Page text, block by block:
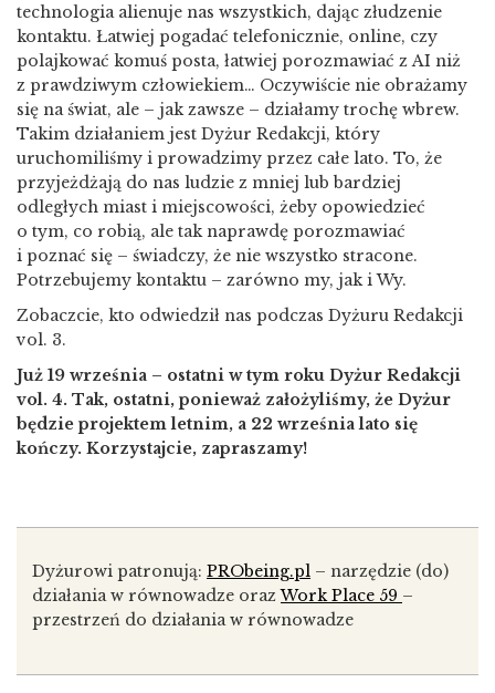
technologia alienuje nas wszystkich, dając złudzenie
kontaktu. Łatwiej pogadać telefonicznie, online, czy
polajkować komuś posta, łatwiej porozmawiać z AI niż
z prawdziwym człowiekiem… Oczywiście nie obrażamy
się na świat, ale – jak zawsze – działamy trochę wbrew.
Takim działaniem jest Dyżur Redakcji, który
uruchomiliśmy i prowadzimy przez całe lato. To, że
przyjeżdżają do nas ludzie z mniej lub bardziej
odległych miast i miejscowości, żeby opowiedzieć
o tym, co robią, ale tak naprawdę porozmawiać
i poznać się – świadczy, że nie wszystko stracone.
Potrzebujemy kontaktu – zarówno my, jak i Wy.
Zobaczcie, kto odwiedził nas podczas Dyżuru Redakcji
vol. 3.
Już 19 września – ostatni w tym roku Dyżur Redakcji
vol. 4. Tak, ostatni, ponieważ założyliśmy, że Dyżur
będzie projektem letnim, a 22 września lato się
kończy. Korzystajcie, zapraszamy!
Dyżurowi patronują: PRObeing.pl – narzędzie (do)
działania w równowadze orazWork Place 59 –
przestrzeń do działania w równowadze